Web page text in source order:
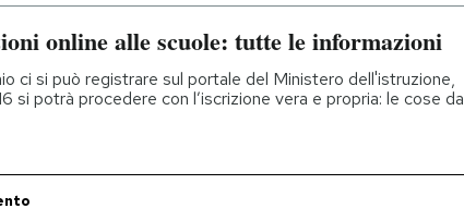
online alle scuole: tutte le informazioni
ci si può registrare sul portale del Ministero dell'istruzione,
si potrà procedere con l’iscrizione vera e propria: le cose da